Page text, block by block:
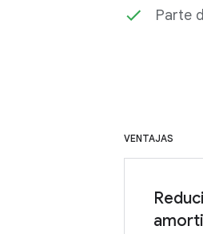
Parte
VENTAJAS